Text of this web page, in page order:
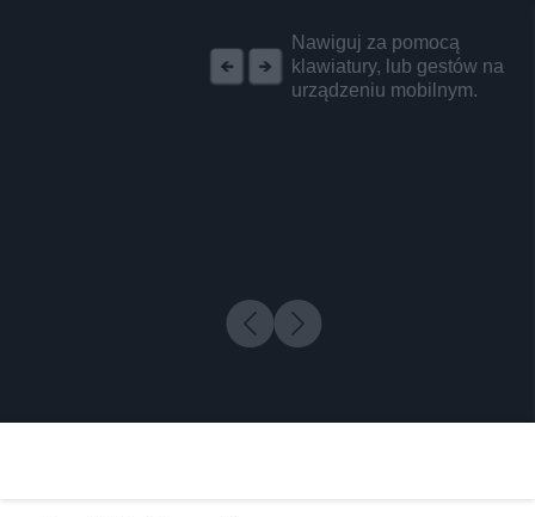
Nawiguj za pomocą
klawiatury, lub gestów na
urządzeniu mobilnym.